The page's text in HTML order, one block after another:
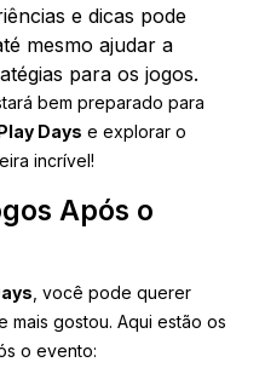
e dicas pode
mesmo ajudar a
para os jogos.
bem preparado para
Days e explorar o
incrível!
Após o
, você pode querer
mais gostou. Aqui estão os
o evento: